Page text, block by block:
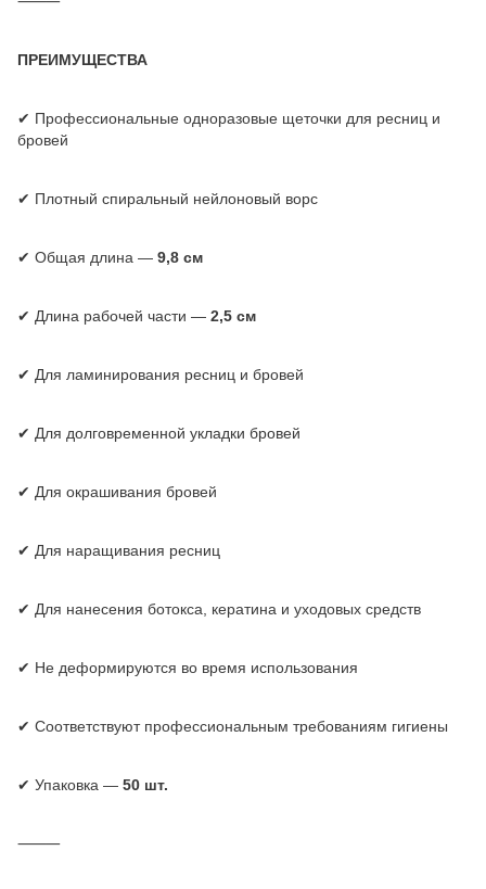
ПРЕИМУЩЕСТВА
✔ Профессиональные одноразовые щеточки для ресниц и
бровей
✔ Плотный спиральный нейлоновый ворс
✔ Общая длина — 9,8 см
✔ Длина рабочей части — 2,5 см
✔ Для ламинирования ресниц и бровей
✔ Для долговременной укладки бровей
✔ Для окрашивания бровей
✔ Для наращивания ресниц
✔ Для нанесения ботокса, кератина и уходовых средств
✔ Не деформируются во время использования
✔ Соответствуют профессиональным требованиям гигиены
✔ Упаковка — 50 шт.
⸻